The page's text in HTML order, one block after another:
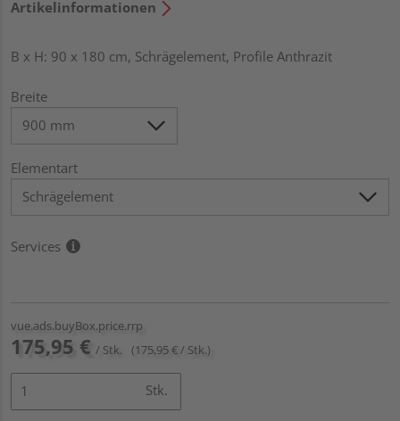
Artikelinformationen
B x H: 90 x 180 cm, Schrägelement, Profile Anthrazit
Breite
Elementart
Services
vue.ads.buyBox.price.rrp
175,95 € / Stk. (175,95 € / Stk.)
Stk.